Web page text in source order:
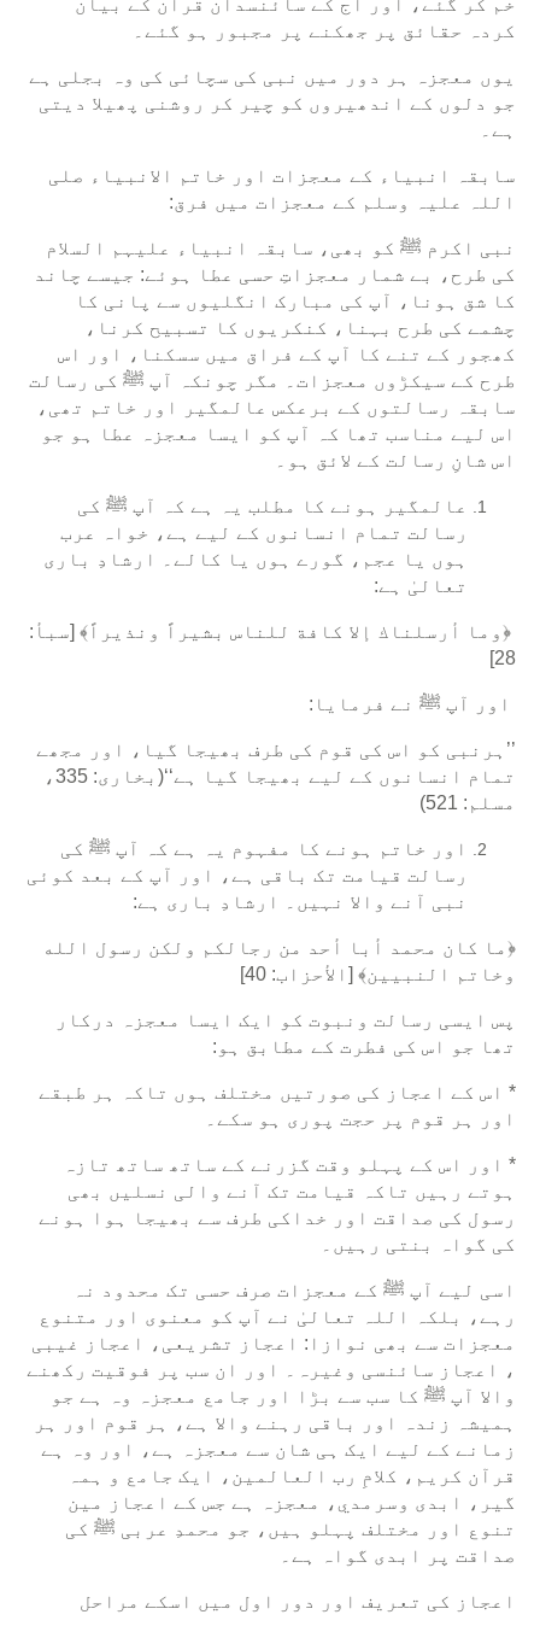
خم کر گئے، اور آج کے سائنسدان قرآن کے بیان
کردہ حقائق پر جھکنے پر مجبور ہو گئے۔
یوں معجزہ ہر دور میں نبی کی سچائی کی وہ بجلی ہے
جو دلوں کے اندھیروں کو چیر کر روشنی پھیلا دیتی
ہے۔
سابقہ انبیاء کے معجزات اور خاتم الانبیاء صلی
اللہ علیہ وسلم کے معجزات میں فرق:
نبی اکرم ﷺ کو بھی، سابقہ انبیاء علیہم السلام
کی طرح، بے شمار معجزاتِ حسی عطا ہوئے: جیسے چاند
کا شق ہونا، آپ کی مبارک انگلیوں سے پانی کا
چشمے کی طرح بہنا، کنکریوں کا تسبیح کرنا،
کھجور کے تنے کا آپ کے فراق میں سسکنا، اور اس
طرح کے سیکڑوں معجزات۔ مگر چونکہ آپ ﷺ کی رسالت
سابقہ رسالتوں کے برعکس عالمگیر اور خاتم تھی،
اس لیے مناسب تھا کہ آپ کو ایسا معجزہ عطا ہو جو
اس شانِ رسالت کے لائق ہو۔
عالمگیر ہونے کا مطلب یہ ہے کہ آپ ﷺ کی
رسالت تمام انسانوں کے لیے ہے، خواہ عرب
ہوں یا عجم، گورے ہوں یا کالے۔ ارشادِ باری
تعالیٰ ہے:
﴿وما أرسلناك إلا كافة للناس بشيراً ونذيراً﴾ [سبأ:
28]
اور آپ ﷺ نے فرمایا:
’’ہرنبی کو اس کی قوم کی طرف بھیجا گیا، اور مجھے
تمام انسانوں کے لیے بھیجا گیا ہے‘‘(بخاری: 335،
مسلم: 521)
اور خاتم ہونے کا مفہوم یہ ہے کہ آپ ﷺ کی
رسالت قیامت تک باقی ہے، اور آپ کے بعد کوئی
نبی آنے والا نہیں۔ ارشادِ باری ہے:
﴿ما كان محمد أبا أحد من رجالكم ولكن رسول الله
وخاتم النبيين﴾ [الأحزاب: 40]
پس ایسی رسالت ونبوت کو ایک ایسا معجزہ درکار
تھا جو اس کی فطرت کے مطابق ہو:
* اس کے اعجاز کی صورتیں مختلف ہوں تاکہ ہر طبقے
اور ہر قوم پر حجت پوری ہو سکے۔
* اور اس کے پہلو وقت گزرنے کے ساتھ ساتھ تازہ
ہوتے رہیں تاکہ قیامت تک آنے والی نسلیں بھی
رسول کی صداقت اور خداکی طرف سے بھیجا ہوا ہونے
کی گواہ بنتی رہیں۔
اسی لیے آپ ﷺ کے معجزات صرف حسی تک محدود نہ
رہے، بلکہ اللہ تعالیٰ نے آپ کو معنوی اور متنوع
معجزات سے بھی نوازا: اعجاز تشریعی، اعجاز غیبی
، اعجاز سائنسی وغیرہ۔ اور ان سب پر فوقیت رکھنے
والا آپ ﷺ کا سب سے بڑا اور جامع معجزہ وہ ہے جو
ہمیشہ زندہ اور باقی رہنے والا ہے، ہر قوم اور ہر
زمانے کے لیے ایک ہی شان سے معجزہ ہے، اور وہ ہے
قرآن کریم، کلامِ رب العالمین، ایک جامع و ہمہ
گیر، ابدی وسرمدي، معجزہ ہے جس کے اعجاز مين
تنوع اور مختلف پہلو ہیں، جو محمدِ عربی ﷺ کی
صداقت پر ابدی گواہ ہے۔
اعجاز کی تعریف اور دور اول میں اسکے مراحل